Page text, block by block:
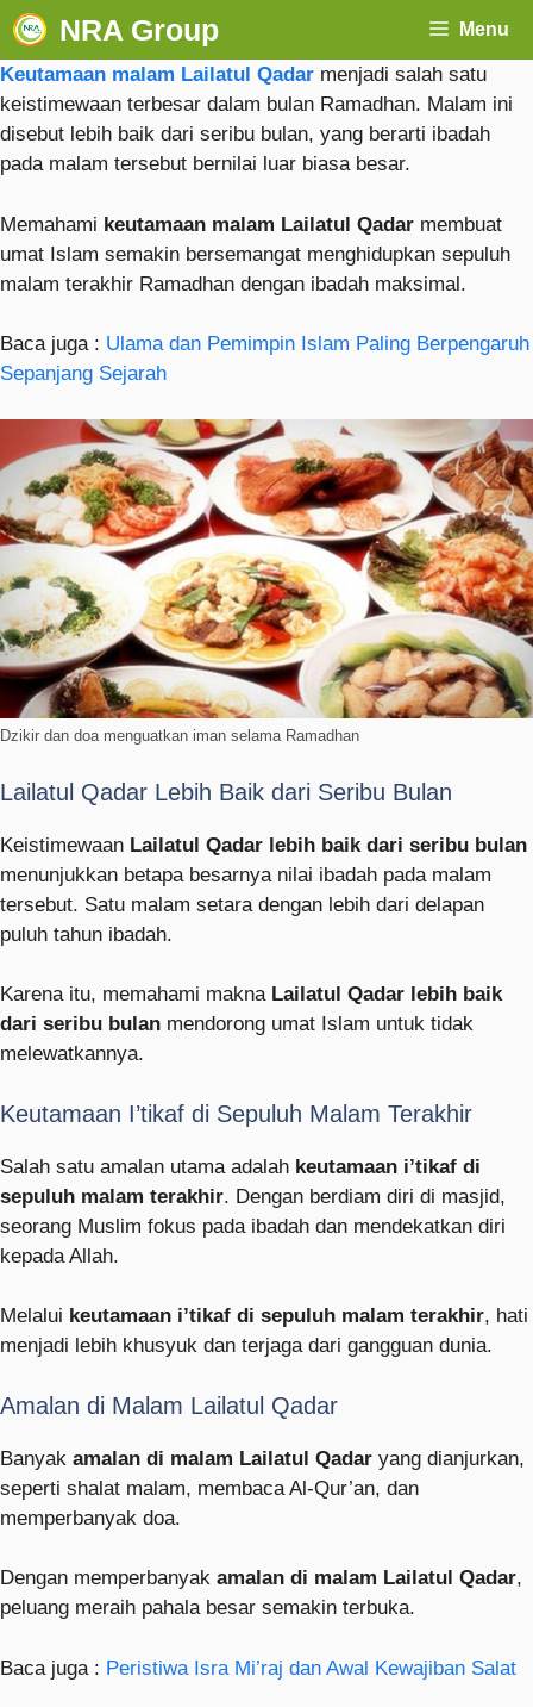
NRA Group Menu
Keutamaan malam Lailatul Qadar menjadi salah satu
keistimewaan terbesar dalam bulan Ramadhan. Malam ini
disebut lebih baik dari seribu bulan, yang berarti ibadah
pada malam tersebut bernilai luar biasa besar.
Memahami keutamaan malam Lailatul Qadar membuat
umat Islam semakin bersemangat menghidupkan sepuluh
malam terakhir Ramadhan dengan ibadah maksimal.
Baca juga : Ulama dan Pemimpin Islam Paling Berpengaruh
Sepanjang Sejarah
Dzikir dan doa menguatkan iman selama Ramadhan
Lailatul Qadar Lebih Baik dari Seribu Bulan
Keistimewaan Lailatul Qadar lebih baik dari seribu bulan
menunjukkan betapa besarnya nilai ibadah pada malam
tersebut. Satu malam setara dengan lebih dari delapan
puluh tahun ibadah.
Karena itu, memahami makna Lailatul Qadar lebih baik
dari seribu bulan mendorong umat Islam untuk tidak
melewatkannya.
Keutamaan I’tikaf di Sepuluh Malam Terakhir
Salah satu amalan utama adalah keutamaan i’tikaf di
sepuluh malam terakhir. Dengan berdiam diri di masjid,
seorang Muslim fokus pada ibadah dan mendekatkan diri
kepada Allah.
Melalui keutamaan i’tikaf di sepuluh malam terakhir, hati
menjadi lebih khusyuk dan terjaga dari gangguan dunia.
Amalan di Malam Lailatul Qadar
Banyak amalan di malam Lailatul Qadar yang dianjurkan,
seperti shalat malam, membaca Al-Qur’an, dan
memperbanyak doa.
Dengan memperbanyak amalan di malam Lailatul Qadar,
peluang meraih pahala besar semakin terbuka.
Baca juga : Peristiwa Isra Mi’raj dan Awal Kewajiban Salat